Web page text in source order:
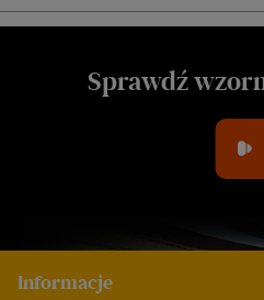
Sprawdź
Informacje